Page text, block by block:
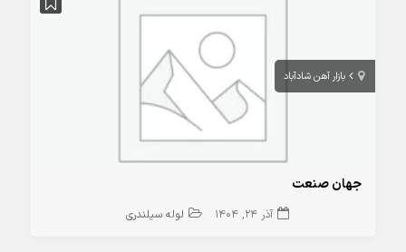
بازار آهن شادآباد
جهان صنعت
آذر 24, 1404 لوله سیلندری